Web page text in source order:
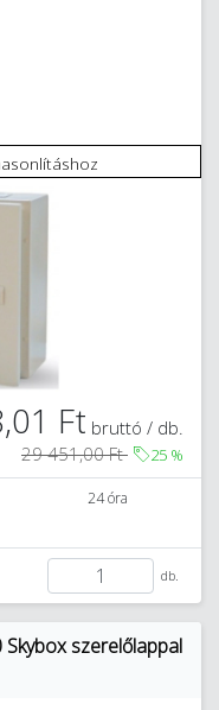
Ft bruttó / db.
29 451,00 Ft
25 %
24 óra
db.
szerelőlappal